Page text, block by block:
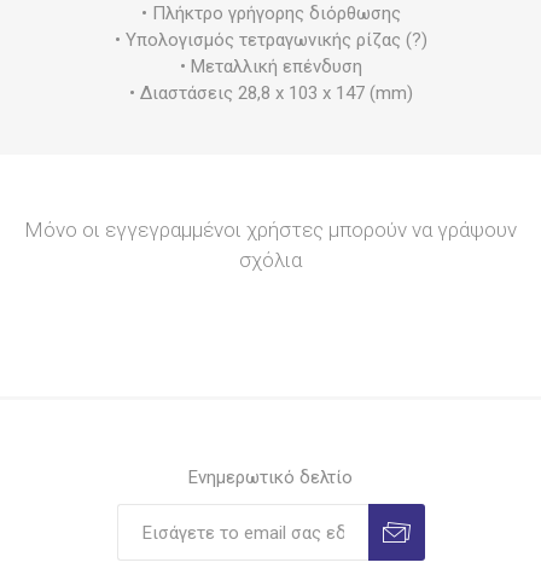
• Πλήκτρο γρήγορης διόρθωσης
• Υπολογισμός τετραγωνικής ρίζας (?)
• Μεταλλική επένδυση
• Διαστάσεις 28,8 x 103 x 147 (mm)
Μόνο οι εγγεγραμμένοι χρήστες μπορούν να γράψουν
σχόλια
Ενημερωτικό δελτίο